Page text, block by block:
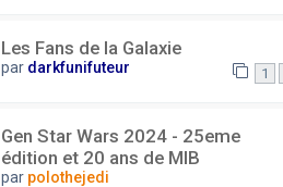
Les Fans de la Galaxie
par darkfunifuteur 1
Gen Star Wars 2024 - 25eme
édition et 20 ans de MIB
par polothejedi